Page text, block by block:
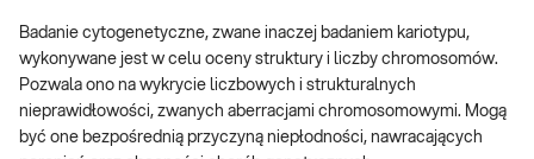
Badanie cytogenetyczne, zwane inaczej badaniem kariotypu,
wykonywane jest w celu oceny struktury i liczby chromosomów.
Pozwala ono na wykrycie liczbowych i strukturalnych
nieprawidłowości, zwanych aberracjami chromosomowymi. Mogą
być one bezpośrednią przyczyną niepłodności, nawracających